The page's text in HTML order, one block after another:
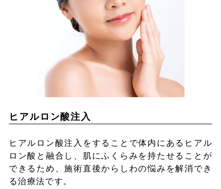
ヒアルロン酸注入
ヒアルロン酸注入をすることで体内にあるヒアル
ロン酸と融合し、肌にふくらみを持たせることが
できるため、施術直後からしわの悩みを解消でき
る治療法です。